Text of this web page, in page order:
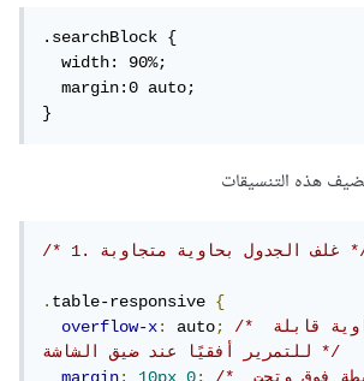
.searchBlock {
  width: 90%;
  margin:0 auto;
}
هذه التنسيقات
بحاوية متجاوبة */
.table-responsive {
overflow-x: auto;
/* اجعل الحاوية قابلة
للتمرير أفقيًا عند ضيق الشاشة */